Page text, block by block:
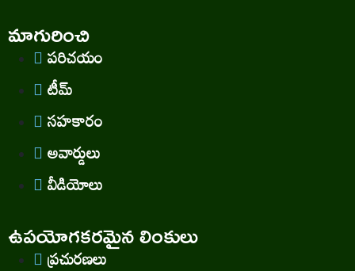
మాగురించి
పరిచయం
టీమ్
సహకారం
అవార్డులు
వీడియోలు
ఉపయోగకరమైన లింకులు
ప్రచురణలు